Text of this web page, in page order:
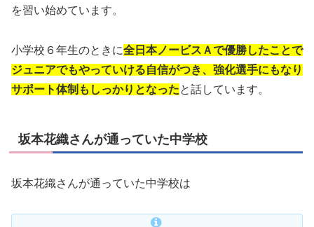
を習い始めています。
小学校６年生のときに全日本ノービスＡで優勝したことで
ジュニアでもやっていける自信がつき、強化選手にもなり
サポート体制もしっかりとなったと話しています。
坂本花織さんが通っていた中学校
坂本花織さんが通っていた中学校は